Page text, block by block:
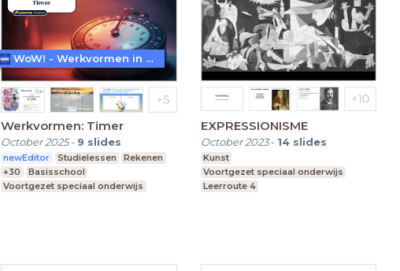
Werkvormen: Timer
October 2025- 9 slides
newEditor Studielessen
Rekenen
+30
Basisschool
Voortgezet speciaal onderwijs
WoW! - Werkvormen in LessonUp
EXPRESSIONISME
October 2023- 14 slides
Kunst
Voortgezet speciaal onderwijs
Leerroute 4